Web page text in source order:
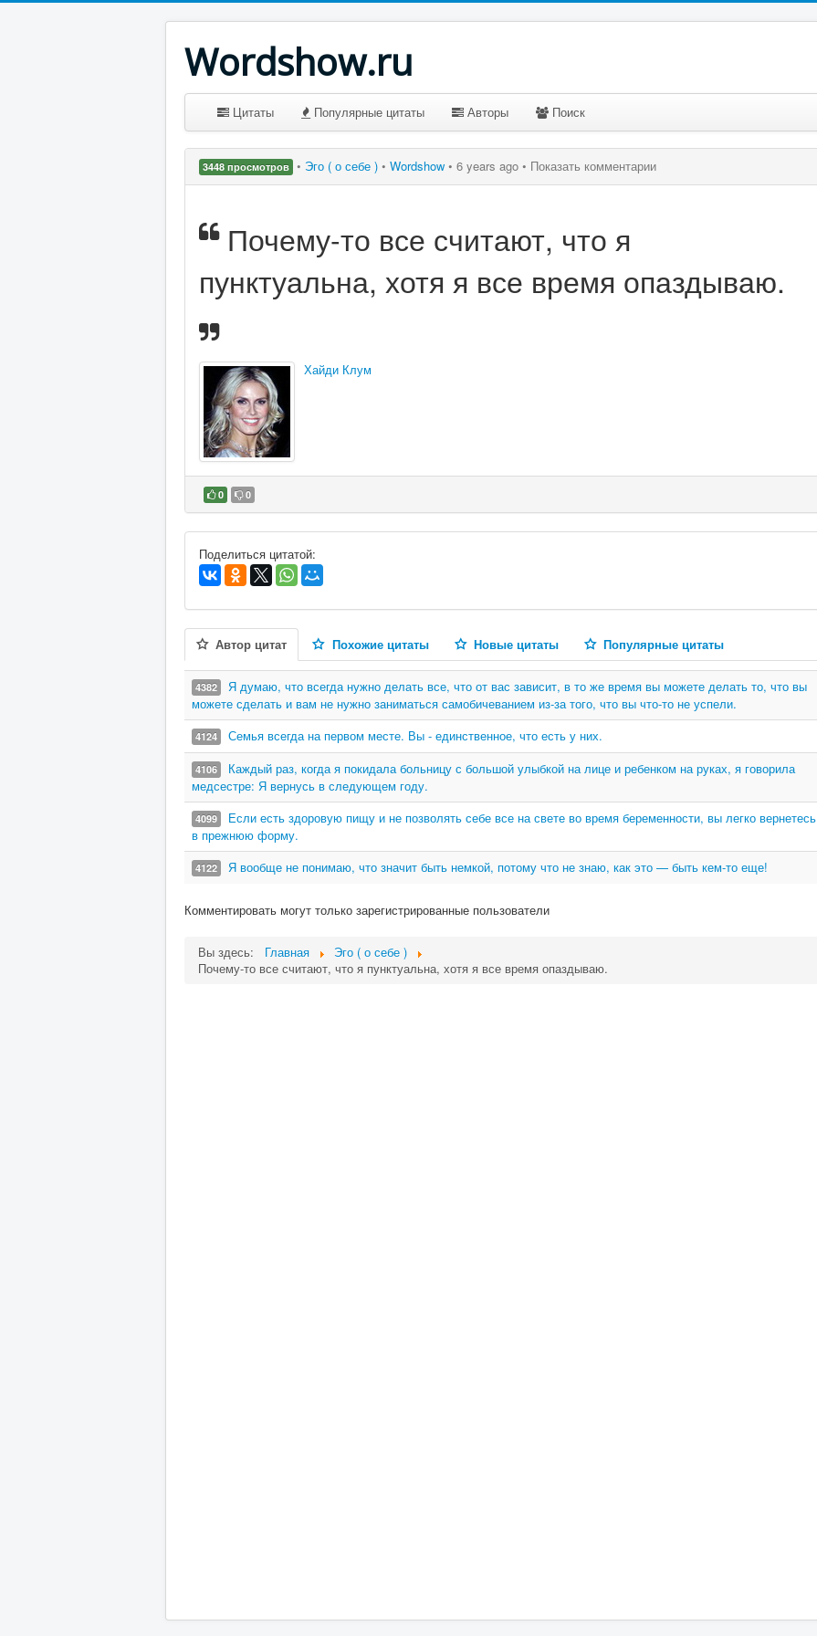
Wordshow.ru
Цитаты Популярные цитаты Авторы Поиск
3448 просмотров • Эго ( о себе ) • Wordshow • 6 years ago • Показать комментарии
Почему-то все считают, что я
пунктуальна, хотя я все время опаздываю.
Хайди Клум
0 0
В избранное
Поделиться цитатой:
Автор цитат Похожие цитаты Новые цитаты Популярные цитаты
4382
Я думаю, что всегда нужно делать все, что от вас зависит, в то же время вы можете делать то, что вы
можете сделать и вам не нужно заниматься самобичеванием из-за того, что вы что-то не успели.
4124 Семья всегда на первом месте. Вы - единственное, что есть у них.
4106
Каждый раз, когда я покидала больницу с большой улыбкой на лице и ребенком на руках, я говорила
медсестре: Я вернусь в следующем году.
4099
Если есть здоровую пищу и не позволять себе все на свете во время беременности, вы легко вернетесь
в прежнюю форму.
4122 Я вообще не понимаю, что значит быть немкой, потому что не знаю, как это — быть кем-то еще!
Комментировать могут только зарегистрированные пользователи
Вы здесь: Главная
Эго ( о себе )
Почему-то все считают, что я пунктуальна, хотя я все время опаздываю.